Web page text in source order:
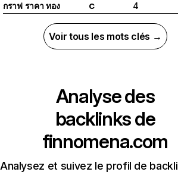
กราฟ ราคา ทอง
C 4
Voir tous les mots clés →
Analyse des
backlinks de
finnomena.com
Analysez et suivez le profil de